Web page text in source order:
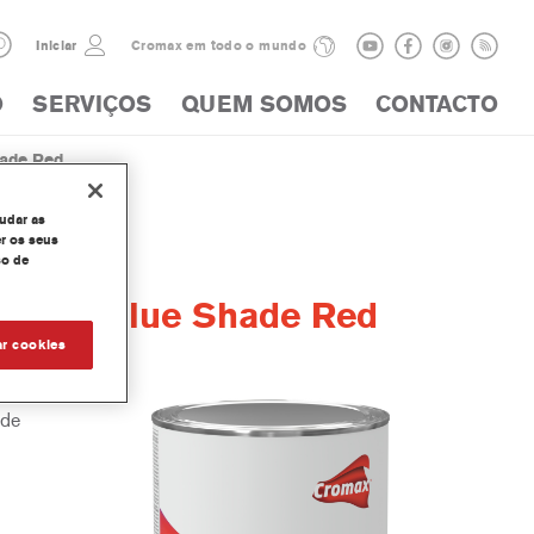
Iniciar Cromax em todo o mundo
SERVIÇOS QUEM SOMOS CONTACTO
Red
Blue Shade Red
as
os seus
de
cookies